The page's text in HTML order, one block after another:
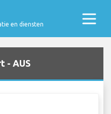
en diensten
- AUS